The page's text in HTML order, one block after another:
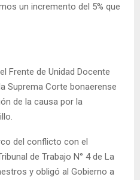
un incremento del 5% que
Frente de Unidad Docente
Suprema Corte bonaerense
de la causa por la
del conflicto con el
de Trabajo N° 4 de La
y obligó al Gobierno a